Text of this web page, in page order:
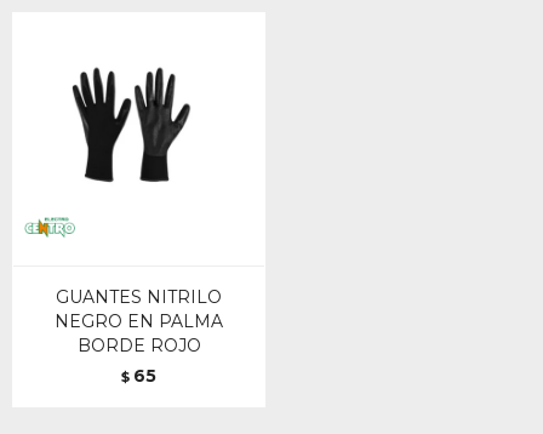
GUANTES NITRILO
NEGRO EN PALMA
BORDE ROJO
$ 65